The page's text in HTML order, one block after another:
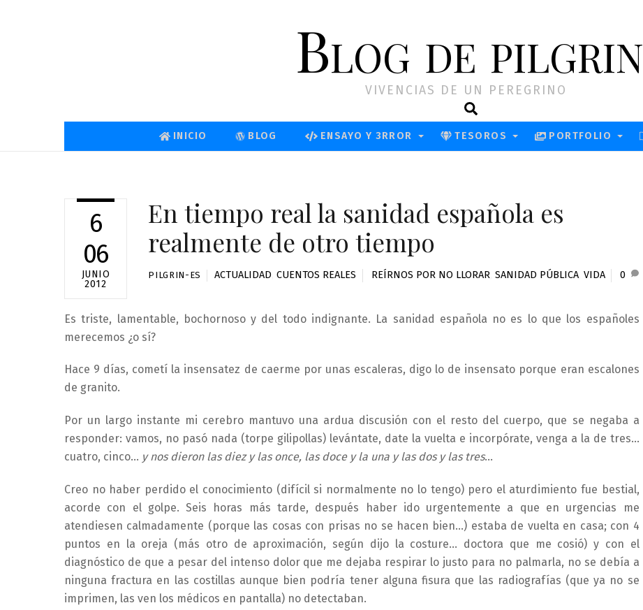
Blog de pilgrin
VIVENCIAS DE UN PEREGRINO
INICIO BLOG ENSAYO Y 3RROR TESOROS PORTFOLIO
6
06
JUNIO
2012
En tiempo real la sanidad española es
realmente de otro tiempo
PILGRIN-ES ACTUALIDAD ,CUENTOS REALES REÍRNOS POR NO LLORAR, SANIDAD PÚBLICA, VIDA 0
Es triste, lamentable, bochornoso y del todo indignante. La sanidad española no es lo que los españoles
merecemos ¿o sí?
Hace 9 días, cometí la insensatez de caerme por unas escaleras, digo lo de insensato porque eran escalones
de granito.
Por un largo instante mi cerebro mantuvo una ardua discusión con el resto del cuerpo, que se negaba a
responder: vamos, no pasó nada (torpe gilipollas) levántate, date la vuelta e incorpórate, venga a la de tres…
cuatro, cinco… y nos dieron las diez y las once, las doce y la una y las dos y las tres…
Creo no haber perdido el conocimiento (difícil si normalmente no lo tengo) pero el aturdimiento fue bestial,
acorde con el golpe. Seis horas más tarde, después haber ido urgentemente a que en urgencias me
atendiesen calmadamente (porque las cosas con prisas no se hacen bien…) estaba de vuelta en casa; con 4
puntos en la oreja (más otro de aproximación, según dijo la costure… doctora que me cosió) y con el
diagnóstico de que a pesar del intenso dolor que me dejaba respirar lo justo para no palmarla, no se debía a
ninguna fractura en las costillas aunque bien podría tener alguna fisura que las radiografías (que ya no se
imprimen, las ven los médicos en pantalla) no detectaban.